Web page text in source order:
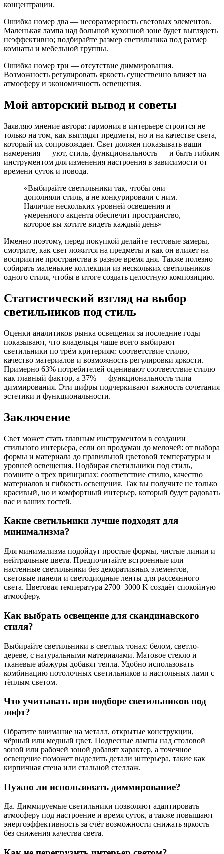
концентрации.
Ошибка номер два — несоразмерность световых элементов.
Маленькая лампа над большой кухонной зоне будет выглядеть
неэффективно; подбирайте размер светильника под размер
комнаты и мебельной группы.
Ошибка номер три — отсутствие диммирования.
Возможность регулировать яркость существенно влияет на
атмосферу и экономичность освещения.
Мой авторский вывод и советы
Заявляю мнение автора: гармония в интерьере строится не
только на том, как выглядят предметы, но и на качестве света,
который их сопровождает. Свет должен показывать ваши
намерения — уют, стиль, функциональность — и быть гибким
инструментом для изменения настроения в зависимости от
времени суток и повода.
«Выбирайте светильники так, чтобы они
дополняли стиль, а не конкурировали с ним.
Наличие нескольких уровней освещения и
умеренного акцента обеспечит пространство,
которое вы хотите видеть каждый день»
Именно поэтому, перед покупкой делайте тестовые замеры,
смотрите, как свет ложится на предметы и как он влияет на
восприятие пространства в разное время дня. Также полезно
собирать маленькие коллекции из нескольких светильников
одного стиля, чтобы в итоге создать целостную композицию.
Статистический взгляд на выбор
светильников под стиль
Оценки аналитиков рынка освещения за последние годы
показывают, что владельцы чаще всего выбирают
светильники по трём критериям: соответствие стилю,
качество материалов и возможность регулировки яркости.
Примерно 63% потребителей оценивают соответствие стилю
как главный фактор, а 37% — функциональность типа
диммирования. Эти цифры подчеркивают важность сочетания
эстетики и функциональности.
Заключение
Свет может стать главным инструментом в создании
стильного интерьера, если он продуман до мелочей: от выбора
формы и материала до правильной цветовой температуры и
уровней освещения. Подбирая светильники под стиль,
помните о трех принципах: соответствие стилю, качество
материалов и гибкость освещения. Так вы получите не только
красивый, но и комфортный интерьер, который будет радовать
вас и ваших гостей.
Какие светильники лучше подходят для
минимализма?
Для минимализма подойдут простые формы, чистые линии и
нейтральные цвета. Предпочитайте встроенные или
настенные светильники без декоративных элементов,
световые панели и светодиодные ленты для рассеянного
света. Цветовая температура 2700–3000 K создаёт спокойную
атмосферу.
Как выбрать освещение для скандинавского
стиля?
Выбирайте светильники в светлых тонах: белом, светло-
дереве, с натуральными материалами. Матовое стекло и
тканевые абажуры добавят тепла. Удобно использовать
комбинацию потолочных светильников и настольных ламп с
тёплым светом.
Что учитывать при подборе светильников под
лофт?
Обратите внимание на металл, открытые конструкции,
чёрный или медный цвет. Подвесные лампы над столовой
зоной или рабочей зоной добавят характер, а точечное
освещение поможет выделить детали интерьера, такие как
кирпичная стена или стальной стеллаж.
Нужно ли использовать диммирование?
Да. Диммируемые светильники позволяют адаптировать
атмосферу под настроение и время суток, а также повышают
энергоэффективность за счёт возможности снижать яркость
без снижения качества света.